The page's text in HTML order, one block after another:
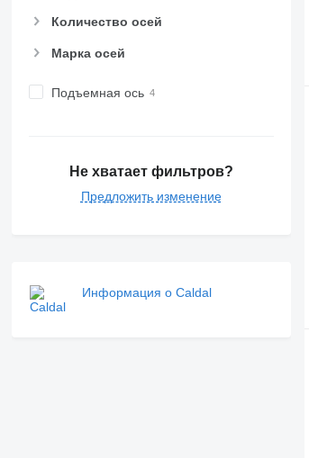
Количество осей
Марка осей
Подъемная ось
Не хватает фильтров?
Предложить изменение
Информация о Caldal